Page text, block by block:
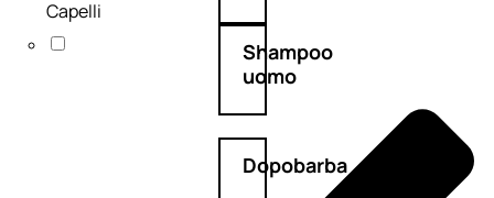
Shampoo
uomo
Dopobarba
Capelli